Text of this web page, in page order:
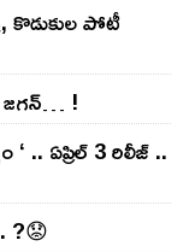
కొడుకుల పోటీ
జ‌గ‌న్‌… !
‘ .. ఏప్రిల్ 3 రిలీజ్ ..
?😟